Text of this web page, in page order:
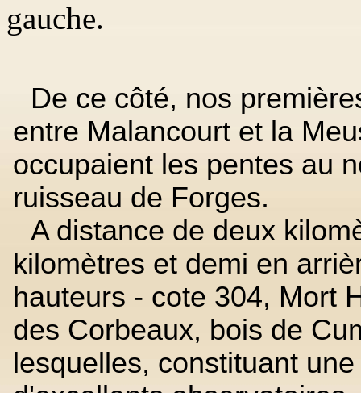
gauche.
De ce côté, nos
entre Malancourt et la
occupaient les pentes au
ruisseau de Forges.
A distance de deux
kilomètres et demi en
hauteurs - cote 304, Mort
des Corbeaux, bois de
lesquelles, constituant